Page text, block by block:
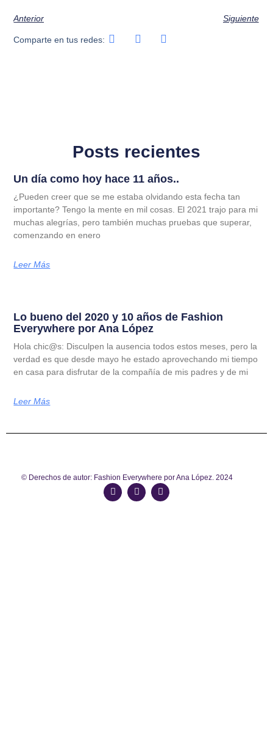
Anterior Siguiente
Comparte en tus redes:
Posts recientes
Un día como hoy hace 11 años..
¿Pueden creer que se me estaba olvidando esta fecha tan
importante? Tengo la mente en mil cosas. El 2021 trajo para mi
muchas alegrías, pero también muchas pruebas que superar,
comenzando en enero
Leer Más
Lo bueno del 2020 y 10 años de Fashion
Everywhere por Ana López
Hola chic@s: Disculpen la ausencia todos estos meses, pero la
verdad es que desde mayo he estado aprovechando mi tiempo
en casa para disfrutar de la compañía de mis padres y de mi
Leer Más
© Derechos de autor: Fashion Everywhere por Ana López. 2024